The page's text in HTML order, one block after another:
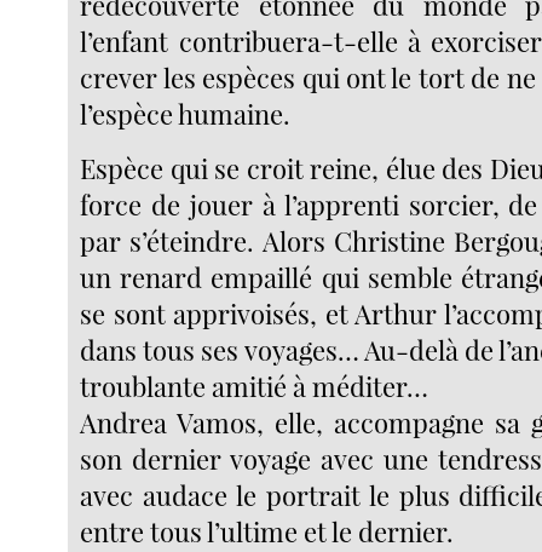
l’enfant contribuera-t-elle à
crever les espèces qui ont le tort de
l’espèce humaine.
Espèce qui se croit reine, élue des
force de jouer à l’apprenti sorcier,
par s’éteindre. Alors Christine
un renard empaillé qui semble
se sont apprivoisés, et Arthur
dans tous ses voyages… Au-delà de
troublante amitié à méditer…
Andrea Vamos, elle, accompagne sa
son dernier voyage avec une
avec audace le portrait le plus
entre tous l’ultime et le dernier.